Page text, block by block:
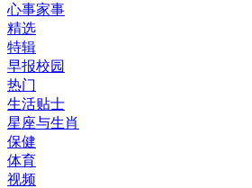
心事家事
精选
特辑
早报校园
热门
生活贴士
星座与生肖
保健
体育
视频